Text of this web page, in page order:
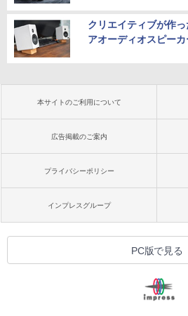
クリエイティブが作
アオーディオスピーカ
本サイトのご利用について
広告掲載のご案内
プライバシーポリシー
インプレスグループ
PC版で見る